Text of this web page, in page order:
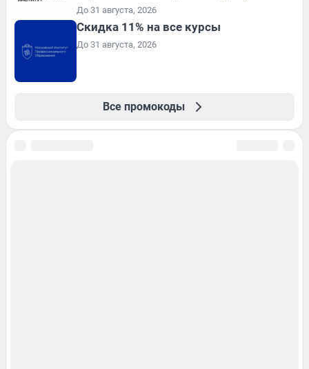
До 31 августа, 2026
Скидка 11% на все курсы
До 31 августа, 2026
Все промокоды